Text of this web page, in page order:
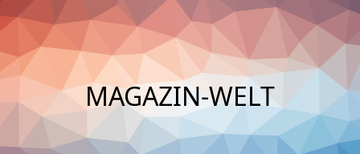
Skip
to
content
MAGAZIN-WELT